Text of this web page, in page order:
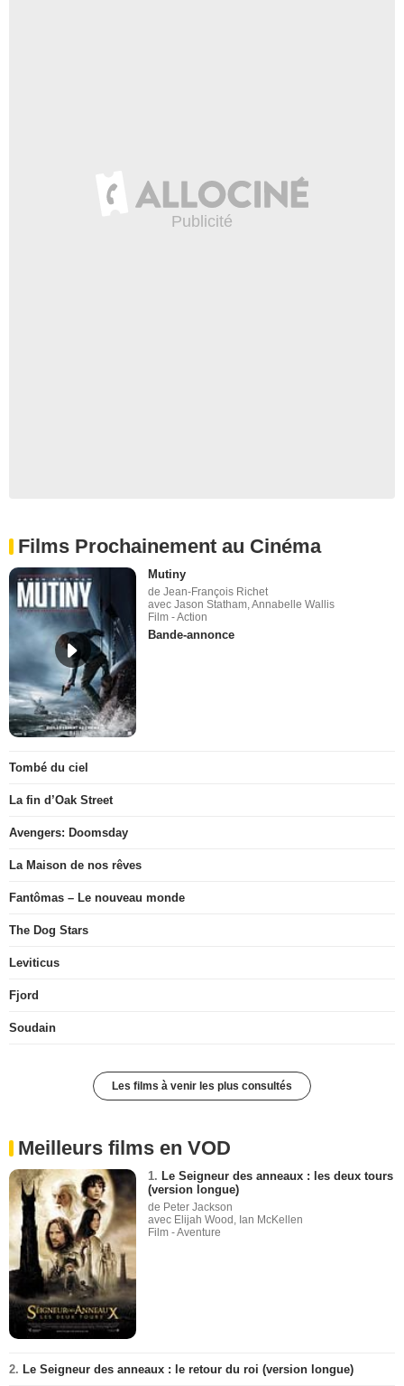
Films Prochainement au Cinéma
Mutiny
de Jean-François Richet
avec Jason Statham, Annabelle Wallis
Film - Action
Bande-annonce
Tombé du ciel
La fin d’Oak Street
Avengers: Doomsday
La Maison de nos rêves
Fantômas – Le nouveau monde
The Dog Stars
Leviticus
Fjord
Soudain
Les films à venir les plus consultés
Meilleurs films en VOD
1. Le Seigneur des anneaux : les deux tours
(version longue)
de Peter Jackson
avec Elijah Wood, Ian McKellen
Film - Aventure
2. Le Seigneur des anneaux : le retour du roi (version longue)